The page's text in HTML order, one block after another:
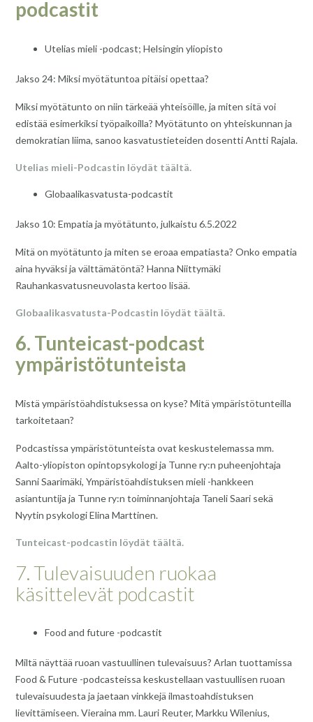
podcastit
Utelias mieli -podcast; Helsingin yliopisto
Jakso 24: Miksi myötätuntoa pitäisi opettaa?
Miksi myötätunto on niin tärkeää yhteisöille, ja miten sitä voi
edistää esimerkiksi työpaikoilla? Myötätunto on yhteiskunnan ja
demokratian liima, sanoo kasvatustieteiden dosentti Antti Rajala.
Utelias mieli-Podcastin löydät täältä.
Globaalikasvatusta-podcastit
Jakso 10: Empatia ja myötätunto, julkaistu 6.5.2022
Mitä on myötätunto ja miten se eroaa empatiasta? Onko empatia
aina hyväksi ja välttämätöntä? Hanna Niittymäki
Rauhankasvatusneuvolasta kertoo lisää.
Globaalikasvatusta-Podcastin löydät täältä.
6. Tunteicast-podcast
ympäristötunteista
Mistä ympäristöahdistuksessa on kyse? Mitä ympäristötunteilla
tarkoitetaan?
Podcastissa ympäristötunteista ovat keskustelemassa mm.
Aalto-yliopiston opintopsykologi ja Tunne ry:n puheenjohtaja
Sanni Saarimäki, Ympäristöahdistuksen mieli -hankkeen
asiantuntija ja Tunne ry:n toiminnanjohtaja Taneli Saari sekä
Nyytin psykologi Elina Marttinen.
Tunteicast-podcastin löydät täältä.
7. Tulevaisuuden ruokaa
käsittelevät podcastit
Food and future -podcastit
Miltä näyttää ruoan vastuullinen tulevaisuus? Arlan tuottamissa
Food & Future -podcasteissa keskustellaan vastuullisen ruoan
tulevaisuudesta ja jaetaan vinkkejä ilmastoahdistuksen
lievittämiseen. Vieraina mm. Lauri Reuter, Markku Wilenius,